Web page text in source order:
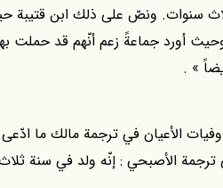
سنوات. ونصّ على ذلك ابن قتيبة
» .
الأعيان في ترجمة مالك ما
الأصبحي : إنّه ولد في سنة